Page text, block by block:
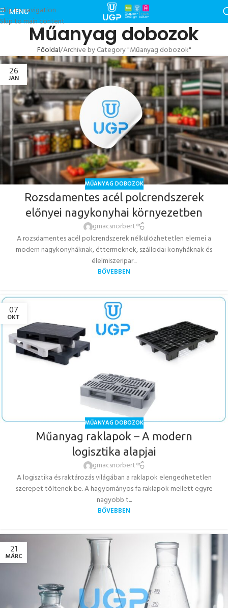
Skip to navigation
Skip to main content
MENU
Műanyag dobozok
Főoldal Archive by Category "Műanyag dobozok"
26
JAN
MŰANYAG DOBOZOK
Rozsdamentes acél polcrendszerek
előnyei nagykonyhai környezetben
grnacsnorbert
A rozsdamentes acél polcrendszerek nélkülözhetetlen elemei a
modern nagykonyháknak, éttermeknek, szállodai konyháknak és
élelmiszeripar...
BŐVEBBEN
07
OKT
MŰANYAG DOBOZOK
Műanyag raklapok – A modern
logisztika alapjai
grnacsnorbert
A logisztika és raktározás világában a raklapok elengedhetetlen
szerepet töltenek be. A hagyományos fa raklapok mellett egyre
nagyobb t...
BŐVEBBEN
21
MÁRC